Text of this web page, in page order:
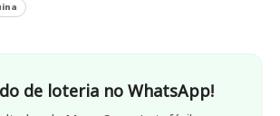
de loteria no WhatsApp!